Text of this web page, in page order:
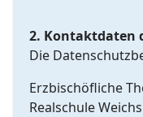
2. Kontaktdaten
Die
Erzbischöfliche
Realschule Weichs